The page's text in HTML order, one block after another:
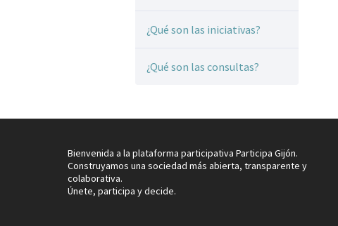
¿Qué son las iniciativas?
¿Qué son las consultas?
Bienvenida a la plataforma participativa Participa Gijón.
Construyamos una sociedad más abierta, transparente y
colaborativa.
Únete, participa y decide.